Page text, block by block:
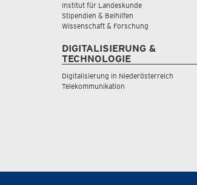
Institut für Landeskunde
Stipendien & Beihilfen
Wissenschaft & Forschung
DIGITALISIERUNG &
TECHNOLOGIE
Digitalisierung in Niederösterreich
Telekommunikation